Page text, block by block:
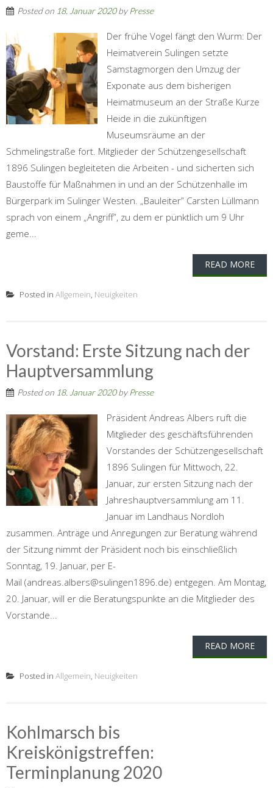
Posted on 18. Januar 2020by Presse
Der frühe Vogel fängt den Wurm: Der
Heimatverein Sulingen setzte
Samstagmorgen den Umzug der
Exponate aus dem bisherigen
Heimatmuseum an der Straße Kurze
Heide in die zukünftigen
Museumsräume an der
Schmelingstraße fort. Mitglieder der Schützengesellschaft
1896 Sulingen begleiteten die Arbeiten - und sicherten sich
Baustoffe für Maßnahmen in und an der Schützenhalle im
Bürgerpark im Sulinger Westen. „Bauleiter” Carsten Lüllmann
sprach von einem „Angriff”, zu dem er pünktlich um 9 Uhr
geme...
READ MORE
Posted in Allgemein, Neuigkeiten
Vorstand: Erste Sitzung nach der
Hauptversammlung
Posted on 18. Januar 2020by Presse
Präsident Andreas Albers ruft die
Mitglieder des geschäftsführenden
Vorstandes der Schützengesellschaft
1896 Sulingen für Mittwoch, 22.
Januar, zur ersten Sitzung nach der
Jahreshauptversammlung am 11.
Januar im Landhaus Nordloh
zusammen. Anträge und Anregungen zur Beratung während
der Sitzung nimmt der Präsident noch bis einschließlich
Sonntag, 19. Januar, per E-
Mail (andreas.albers@sulingen1896.de) entgegen. Am Montag,
20. Januar, will er die Beratungspunkte an die Mitglieder des
Vorstande...
READ MORE
Posted in Allgemein, Neuigkeiten
Kohlmarsch bis
Kreiskönigstreffen:
Terminplanung 2020